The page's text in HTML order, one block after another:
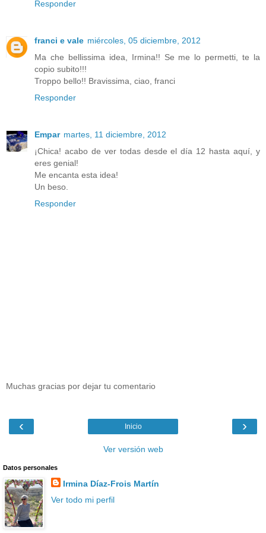
Responder
franci e vale miércoles, 05 diciembre, 2012
Ma che bellissima idea, Irmina!! Se me lo permetti, te la
copio subito!!!
Troppo bello!! Bravissima, ciao, franci
Responder
Empar martes, 11 diciembre, 2012
¡Chica! acabo de ver todas desde el día 12 hasta aquí, y
eres genial!
Me encanta esta idea!
Un beso.
Responder
Muchas gracias por dejar tu comentario
‹ ›
Inicio
Ver versión web
Datos personales
Irmina Díaz-Frois Martín
Ver todo mi perfil